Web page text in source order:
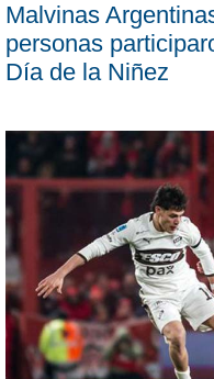
Malvinas
personas
Día de la Niñez